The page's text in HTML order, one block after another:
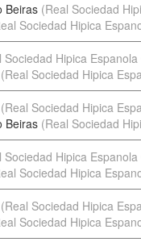
Beiras (Real Sociedad
Sociedad Hipica
Sociedad Hipica
(Real Sociedad Hipica
(Real Sociedad Hipica
Beiras (Real Sociedad
Sociedad Hipica
Sociedad Hipica
(Real Sociedad Hipica
Sociedad Hipica